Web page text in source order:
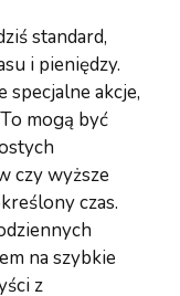
standard,
i pieniędzy.
specjalne akcje,
mogą być
czy wyższe
czas.
na szybkie
z